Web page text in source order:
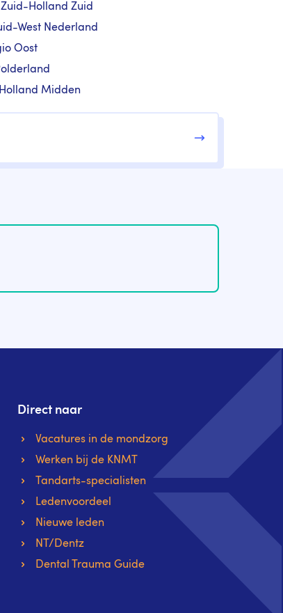
Holland Zuid
West Nederland
Oost
Midden
Direct naar
Vacatures in de mondzorg
Werken bij de KNMT
Tandarts-specialisten
Ledenvoordeel
Nieuwe leden
NT/Dentz
Dental Trauma Guide